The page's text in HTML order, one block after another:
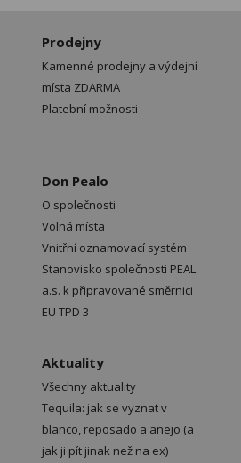
Prodejny
Kamenné prodejny a výdejní
místa ZDARMA
Platební možnosti
Don Pealo
O společnosti
Volná místa
Vnitřní oznamovací systém
Stanovisko společnosti PEAL
a.s. k připravované směrnici
EU TPD 3
Aktuality
Všechny aktuality
Tequila: jak se vyznat v
blanco, reposado a añejo (a
jak ji pít jinak než na ex)